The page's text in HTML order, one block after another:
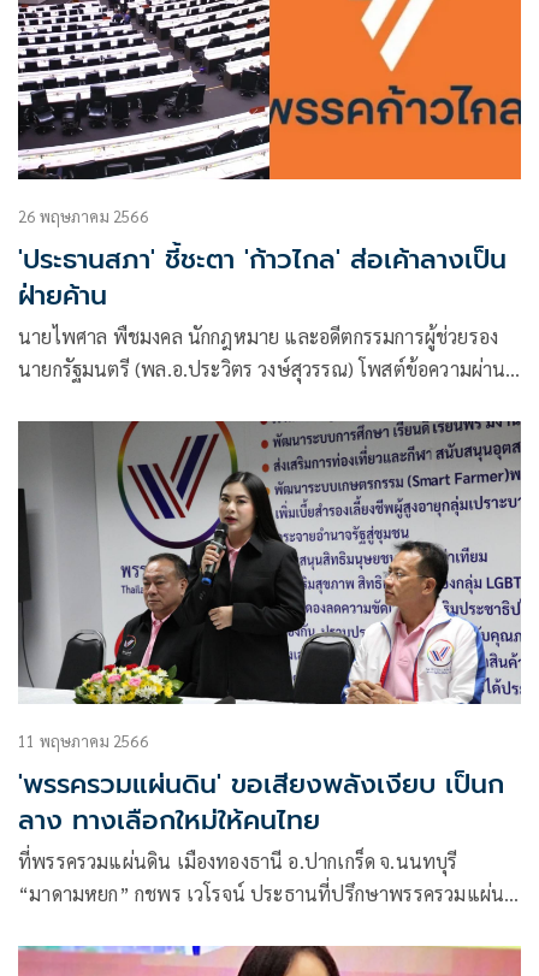
26 พฤษภาคม 2566
'ประธานสภา' ชี้ชะตา 'ก้าวไกล' ส่อเค้าลางเป็น
ฝ่ายค้าน
นายไพศาล พืชมงคล นักกฎหมาย และอดีตกรรมการผู้ช่วยรอง
นายกรัฐมนตรี (พล.อ.ประวิตร วงษ์สุวรรณ) โพสต์ข้อความผ่าน
11 พฤษภาคม 2566
'พรรครวมแผ่นดิน' ขอเสียงพลังเงียบ เป็นก
ลาง ทางเลือกใหม่ให้คนไทย
ที่พรรครวมแผ่นดิน เมืองทองธานี อ.ปากเกร็ด จ.นนทบุรี
“มาดามหยก” กชพร เวโรจน์ ประธานที่ปรึกษาพรรครวมแผ่น